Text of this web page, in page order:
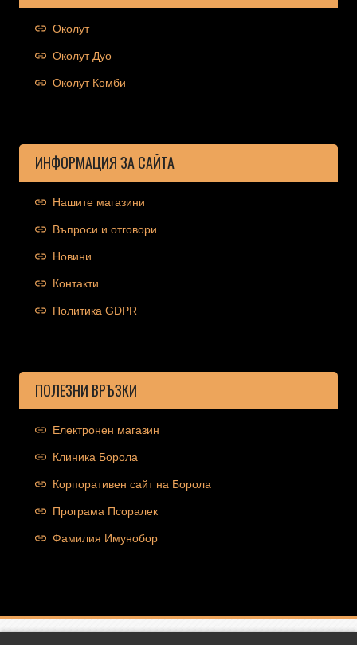
Околут
Околут Дуо
Околут Комби
ИНФОРМАЦИЯ ЗА САЙТА
Нашите магазини
Въпроси и отговори
Новини
Контакти
Политика GDPR
ПОЛЕЗНИ ВРЪЗКИ
Електронен магазин
Клиника Борола
Корпоративен сайт на Борола
Програма Псоралек
Фамилия Имунобор